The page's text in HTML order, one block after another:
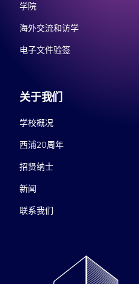
学院
海外交流和访学
电子文件验签
关于我们
学校概况
西浦20周年
招贤纳士
新闻
联系我们